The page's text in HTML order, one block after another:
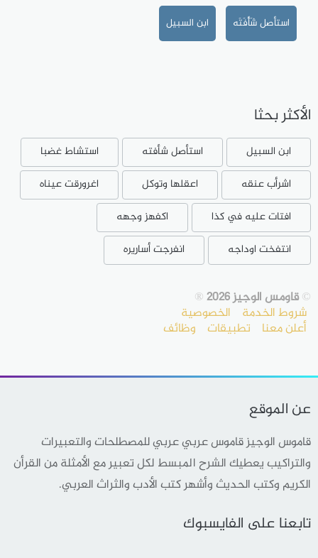
استأصل شَأْفَتَه ابن السبيل
الأكثر بحثا
ابن السبيل استأصل شأفته
استشاط غضبا
اشرأب عنقه
اعقلها وتوكل
اغرورقت عيناه
افتات عليه في كذا
اكفهز وجهه
انتفخت اوداجه
انفرجت أساريره
©قاومس الوجيز 2026 ®
شروط الخدمة الخصوصية
أعلن معنا تطبيقات وظائف
عن الموقع
قاموس الوجيز قاموس عربي عربي للمصطلحات والتعبيرات
والتراكيب يعطيك الشرح المبسط لكل تعبير مع الأمثلة من القرأن
الكريم وكتب الحديث وأشهر كتب الأدب والثراث العربي.
تابعنا على الفايسبوك